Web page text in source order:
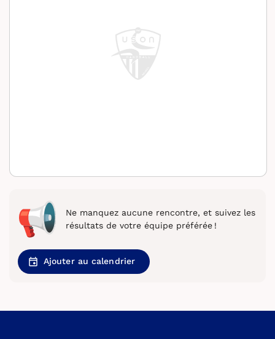
Ne manquez aucune rencontre, et suivez les
résultats de votre équipe préférée !
Ajouter au calendrier